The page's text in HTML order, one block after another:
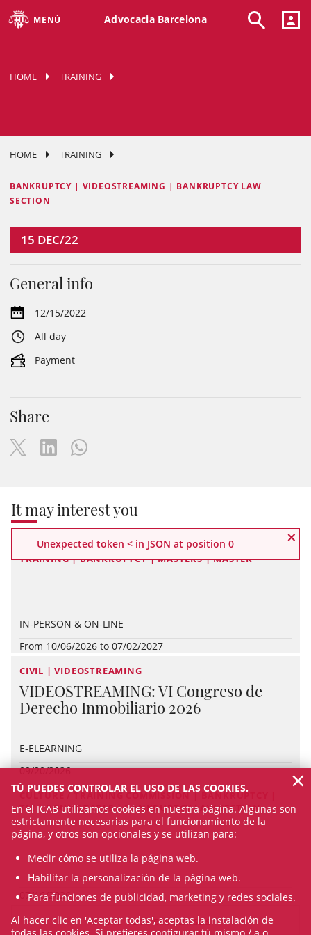
MENÚ Advocacia Barcelona
HOME TRAINING
HOME TRAINING
BANKRUPTCY | VIDEOSTREAMING | BANKRUPTCY LAW
SECTION
15 DEC/22
General info
12/15/2022
All day
Payment
Share
It may interest you
TECHNICAL SECRETARIAT CAMPUS ICAB / MASTERS
TRAINING | BANKRUPTCY | MASTERS | MASTER
IN-PERSON & ON-LINE
From 10/06/2026 to 07/02/2027
CIVIL | VIDEOSTREAMING
VIDEOSTREAMING: VI Congreso de
Derecho Inmobiliario 2026
E-ELEARNING
09/20/2026
CULTURE / TRAINING COMMISSION | BANKRUPTCY |
TIC | ROUNDTABLE | BANKRUPTCY LAW SECTION
07/16/2026
VEURE TOTS ELS CURSOS
TÚ PUEDES CONTROLAR EL USO DE LAS COOKIES.
En el ICAB utilizamos cookies en nuestra página. Algunas son
estrictamente necesarias para el funcionamiento de la
página, y otros son opcionales y se utilizan para:
Medir cómo se utiliza la página web.
Habilitar la personalización de la página web.
Para funciones de publicidad, marketing y redes sociales.
Al hacer clic en 'Aceptar todas', aceptas la instalación de
×
Unexpected token < in JSON at position 0 ×